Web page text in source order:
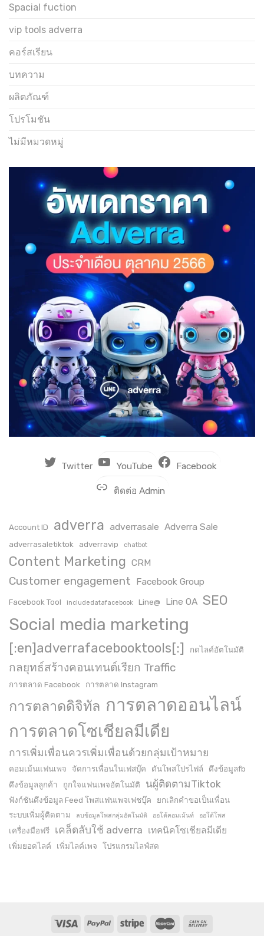
Spacial fuction
vip tools adverra
คอร์สเรียน
บทความ
ผลิตภัณฑ์
โปรโมชัน
ไม่มีหมวดหมู่
Twitter YouTube Facebook
ติดต่อ Admin
Account ID adverra adverrasale Adverra Sale
adverrasaletiktok adverravip chatbot
Content Marketing CRM
Customer engagement Facebook Group
Facebook Tool includedatafacebook Line@ Line OA SEO
Social media marketing
[:en]adverrafacebooktools[:] กดไลค์อัตโนมัติ
กลยุทธ์สร้างคอนเทนต์เรียก Traffic
การตลาด Facebook การตลาด Instagram
การตลาดดิจิทัล การตลาดออนไลน์
การตลาดโซเชียลมีเดีย
การเพิ่มเพื่อนควรเพิ่มเพื่อนด้วยกลุ่มเป้าหมาย
คอมเม้นแฟนเพจ จัดการเพื่อนในเฟสบุ๊ค ดันโพสโปรไฟล์
ดึงข้อมูลfb
ดึงข้อมูลลูกค้า
ถูกใจแฟนเพจอัตโนมัติ นผู้ติดตามTiktok
ฟังก์ชันดึงข้อมูล Feed โพสแฟนเพจเฟชบุ๊ค
ยกเลิกคำขอเป็นเพื่อน
ระบบเพิ่มผู้ติดตาม
ลบข้อมูลโพสกลุ่มอัตโนมัติ ออโต้คอมเม้นท์ ออโต้โพส
เครื่องมือฟรี เคล็ดลับใช้ adverra เทคนิคโซเชียลมีเดีย
เพิ่มยอดไลค์ เพิ่มไลค์เพจ โปรแกรมไลฟ์สด